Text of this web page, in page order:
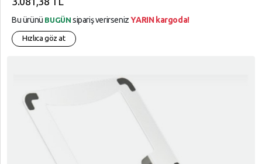
Bu ürünü BUGÜN sipariş verirsenizYARIN kargoda!
Hızlıca göz at